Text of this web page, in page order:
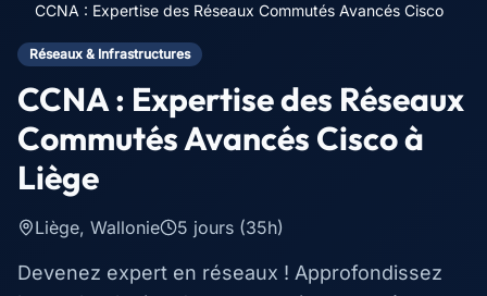
CCNA : Expertise des Réseaux Commutés Avancés Cisco
Réseaux & Infrastructures
CCNA : Expertise des Réseaux
Commutés Avancés Ciscoà
Liège
Liège, Wallonie 5 jours (35h)
Devenez expert en réseaux ! Approfondissez